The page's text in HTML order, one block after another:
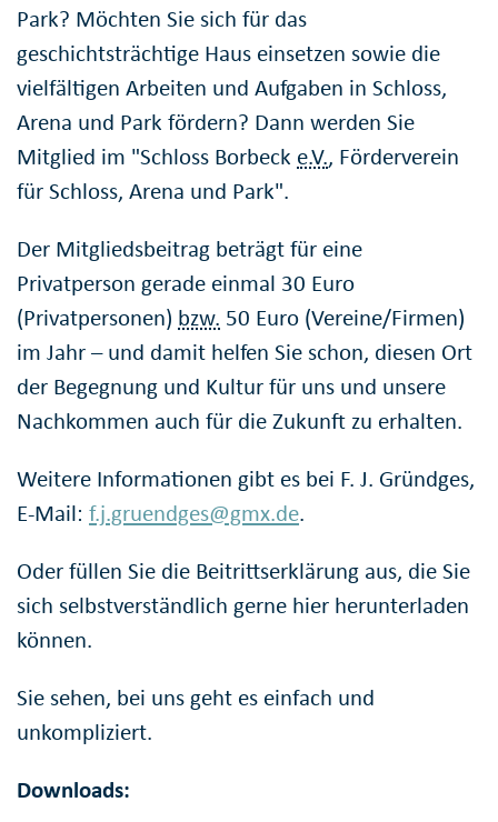
Park? Möchten Sie sich für das
geschichtsträchtige Haus einsetzen sowie die
vielfältigen Arbeiten und Aufgaben in Schloss,
Arena und Park fördern? Dann werden Sie
Mitglied im "Schloss Borbeck e.V., Förderverein
für Schloss, Arena und Park".
Der Mitgliedsbeitrag beträgt für eine
Privatperson gerade einmal 30 Euro
(Privatpersonen) bzw. 50 Euro (Vereine/Firmen)
im Jahr – und damit helfen Sie schon, diesen Ort
der Begegnung und Kultur für uns und unsere
Nachkommen auch für die Zukunft zu erhalten.
Weitere Informationen gibt es bei F. J. Gründges,
E-Mail: f.j.gruendges@gmx.de.
Oder füllen Sie die Beitrittserklärung aus, die Sie
sich selbstverständlich gerne hier herunterladen
können.
Sie sehen, bei uns geht es einfach und
unkompliziert.
Downloads: